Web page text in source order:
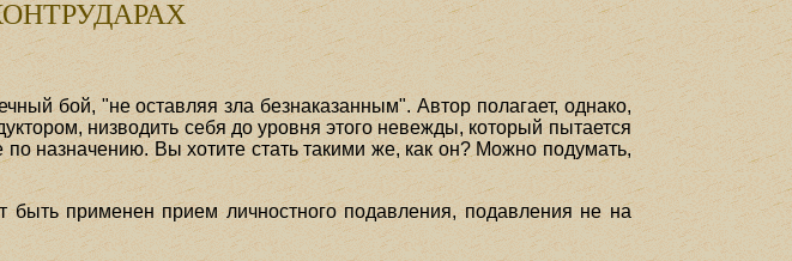
бой, "не оставляя зла безнаказанным". Автор полагает, однако,
низводить себя до уровня этого невежды, который пытается
назначению. Вы хотите стать такими же, как он? Можно подумать,
быть применен прием личностного подавления, подавления не на